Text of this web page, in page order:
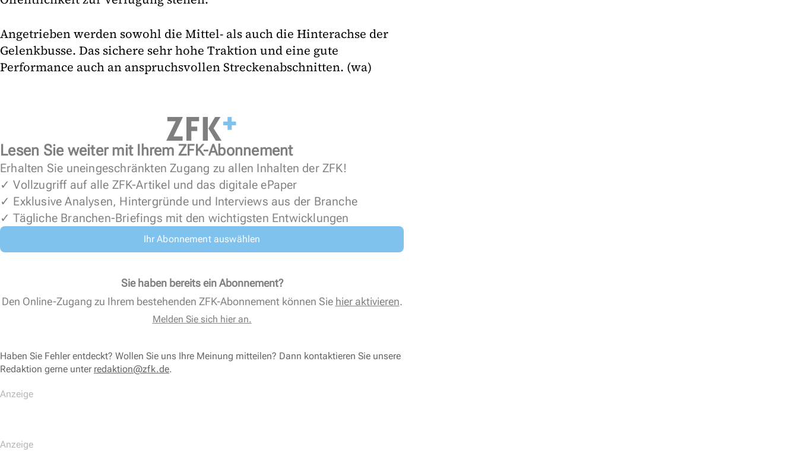
Angetrieben werden sowohl die Mittel- als auch die Hinterachse der
Gelenkbusse. Das sichere sehr hohe Traktion und eine gute
Performance auch an anspruchsvollen Streckenabschnitten. (wa)
Lesen Sie weiter mit Ihrem ZFK-Abonnement
Erhalten Sie uneingeschränkten Zugang zu allen Inhalten der ZFK!
✓ Vollzugriff auf alle ZFK-Artikel und das digitale ePaper
✓ Exklusive Analysen, Hintergründe und Interviews aus der Branche
✓ Tägliche Branchen-Briefings mit den wichtigsten Entwicklungen
Ihr Abonnement auswählen
Sie haben bereits ein Abonnement?
Den Online-Zugang zu Ihrem bestehenden ZFK-Abonnement können Sie hier aktivieren.
Melden Sie sich hier an.
Haben Sie Fehler entdeckt? Wollen Sie uns Ihre Meinung mitteilen? Dann kontaktieren Sie unsere
Redaktion gerne unter redaktion@zfk.de.